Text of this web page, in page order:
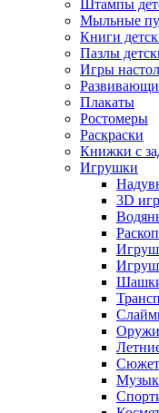
Штампы
Мыльные
Книги
Пазлы
Игры
Плакаты
Ростомеры
Раскраски
Книжки с
Игрушки
3D